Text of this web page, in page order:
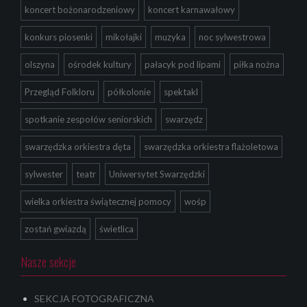
koncert bożonarodzeniowy koncert karnawałowy
konkurs piosenki mikołajki muzyka noc sylwestrowa
olszyna ośrodek kultury pałacyk pod lipami piłka nożna
Przegląd Folkloru półkolonie spektakl
spotkanie zespołów seniorskich swarzędz
swarzędzka orkiestra dęta swarzędzka orkiestra flażoletowa
sylwester teatr Uniwersytet Swarzędzki
wielka orkiestra świątecznej pomocy wośp
zostań gwiazdą świetlica
Nasze sekcje
SEKCJA FOTOGRAFICZNA